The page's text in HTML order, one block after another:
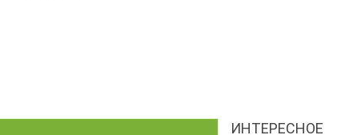
ИНТЕРЕСНОЕ